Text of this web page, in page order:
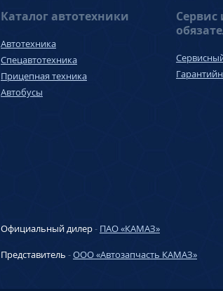
Каталог автотехники
Автотехника
Спецавтотехника
Прицепная техника
Автобусы
Официальный дилер- ПАО «КАМАЗ»
Представитель -ООО «Автозапчасть КАМАЗ»